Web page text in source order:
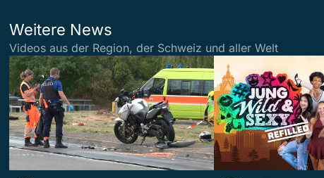
Weitere News
Videos aus der Region, der Schweiz und aller Welt